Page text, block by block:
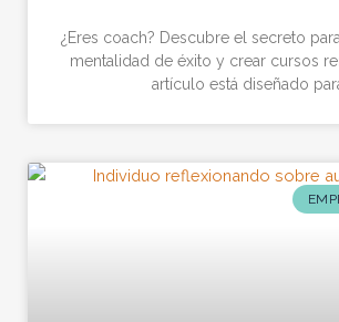
¿Eres coach? Descubre el secreto
mentalidad de éxito y crear cursos
artículo está diseñado